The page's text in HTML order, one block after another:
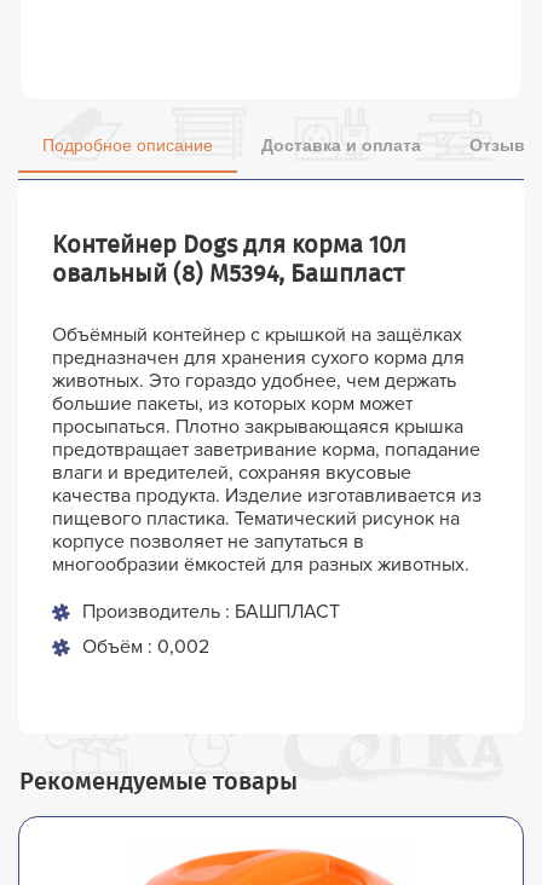
Подробное описание Доставка и оплата Отзывы
Контейнер Dogs для корма 10л
овальный (8) М5394, Башпласт
Объёмный контейнер с крышкой на защёлках
предназначен для хранения сухого корма для
животных. Это гораздо удобнее, чем держать
большие пакеты, из которых корм может
просыпаться. Плотно закрывающаяся крышка
предотвращает заветривание корма, попадание
влаги и вредителей, сохраняя вкусовые
качества продукта. Изделие изготавливается из
пищевого пластика. Тематический рисунок на
корпусе позволяет не запутаться в
многообразии ёмкостей для разных животных.
Производитель : БАШПЛАСТ
Объём : 0,002
Рекомендуемые товары